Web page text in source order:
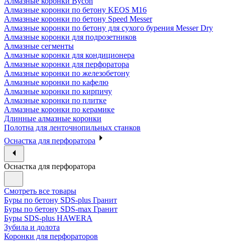
Алмазные коронки по бетону KEOS M16
Алмазные коронки по бетону Speed Messer
Алмазные коронки по бетону для сухого бурения Messer Dry
Алмазные коронки для подрозетников
Алмазные сегменты
Алмазные коронки для кондиционера
Алмазные коронки для перфоратора
Алмазные коронки по железобетону
Алмазные коронки по кафелю
Алмазные коронки по кирпичу
Алмазные коронки по плитке
Алмазные коронки по керамике
Длинные алмазные коронки
Полотна для ленточнопильных станков
Оснастка для перфоратора
Оснастка для перфоратора
Смотреть все товары
Буры по бетону SDS-plus Гранит
Буры по бетону SDS-max Гранит
Буры SDS-plus HAWERA
Зубила и долота
Коронки для перфораторов